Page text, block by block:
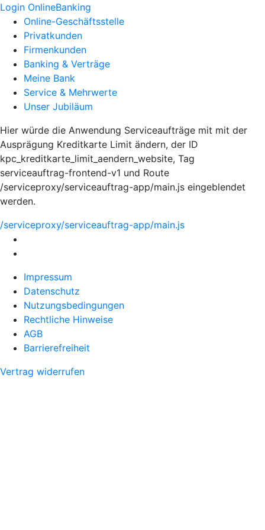
Login OnlineBanking
Online-Geschäftsstelle
Privatkunden
Firmenkunden
Banking & Verträge
Meine Bank
Service & Mehrwerte
Unser Jubiläum
Hier würde die Anwendung Serviceaufträge mit mit der
Ausprägung Kreditkarte Limit ändern, der ID
kpc_kreditkarte_limit_aendern_website, Tag
serviceauftrag-frontend-v1 und Route
/serviceproxy/serviceauftrag-app/main.js eingeblendet
werden.
/serviceproxy/serviceauftrag-app/main.js
Impressum
Datenschutz
Nutzungsbedingungen
Rechtliche Hinweise
AGB
Barrierefreiheit
Vertrag widerrufen